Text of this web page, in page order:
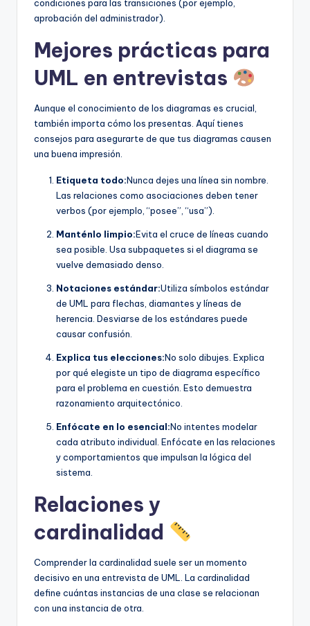
condiciones para las transiciones (por ejemplo,
aprobación del administrador).
Mejores prácticas para
UML en entrevistas
Aunque el conocimiento de los diagramas es crucial,
también importa cómo los presentas. Aquí tienes
consejos para asegurarte de que tus diagramas causen
una buena impresión.
Etiqueta todo:Nunca dejes una línea sin nombre.
Las relaciones como asociaciones deben tener
verbos (por ejemplo, “posee”, “usa”).
Manténlo limpio:Evita el cruce de líneas cuando
sea posible. Usa subpaquetes si el diagrama se
vuelve demasiado denso.
Notaciones estándar:Utiliza símbolos estándar
de UML para flechas, diamantes y líneas de
herencia. Desviarse de los estándares puede
causar confusión.
Explica tus elecciones:No solo dibujes. Explica
por qué elegiste un tipo de diagrama específico
para el problema en cuestión. Esto demuestra
razonamiento arquitectónico.
Enfócate en lo esencial:No intentes modelar
cada atributo individual. Enfócate en las relaciones
y comportamientos que impulsan la lógica del
sistema.
Relaciones y
cardinalidad
Comprender la cardinalidad suele ser un momento
decisivo en una entrevista de UML. La cardinalidad
define cuántas instancias de una clase se relacionan
con una instancia de otra.